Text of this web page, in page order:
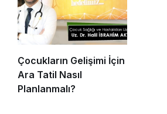
Çocukların Gelişimi İçin
Ara Tatil Nasıl
Planlanmalı?